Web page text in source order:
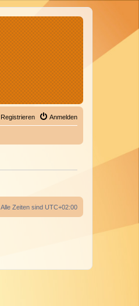
Anmelden
Registrieren
Alle Zeiten sind UTC+02:00